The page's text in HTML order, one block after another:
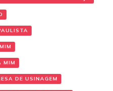
MIM
DE USINAGEM